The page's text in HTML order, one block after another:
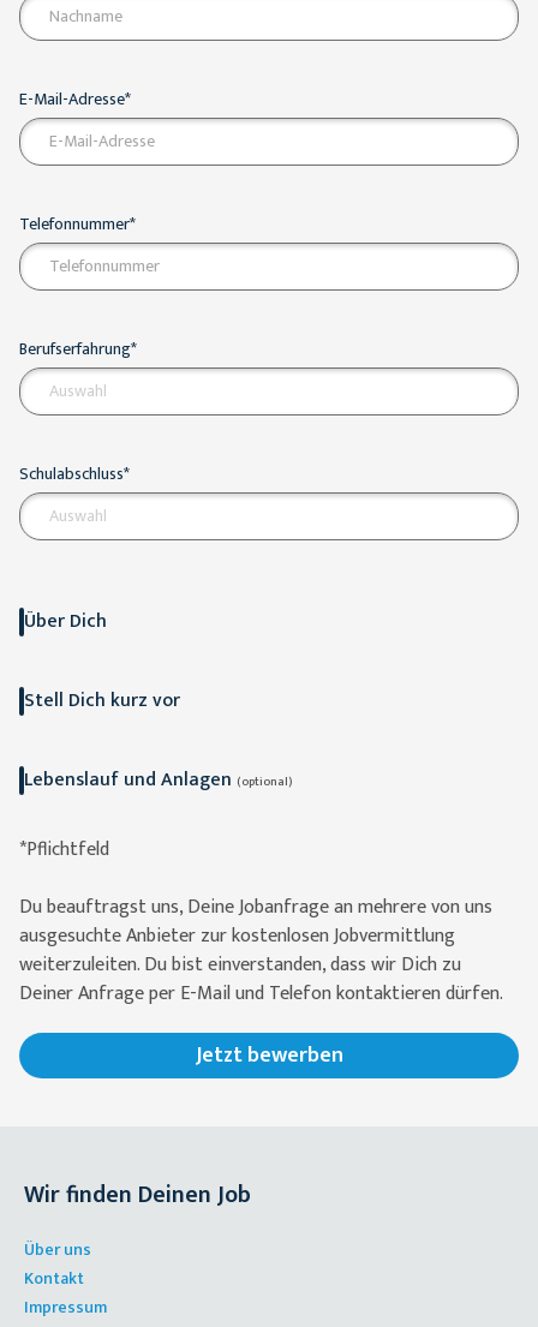
E-Mail-Adresse*
Telefonnummer*
Berufserfahrung*
Auswahl
Schulabschluss*
Auswahl
Über Dich
Stell Dich kurz vor
Lebenslauf und Anlagen (optional)
*Pflichtfeld
Du beauftragst uns, Deine Jobanfrage an mehrere von uns
ausgesuchte Anbieter zur kostenlosen Jobvermittlung
weiterzuleiten. Du bist einverstanden, dass wir Dich zu
Deiner Anfrage per E-Mail und Telefon kontaktieren dürfen.
Jetzt bewerben
Wir finden Deinen Job
Über uns
Kontakt
Impressum